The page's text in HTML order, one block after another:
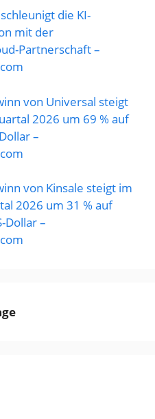
die KI-
mit der
Partnerschaft –
von Universal steigt
2026 um 69 % auf
–
von Kinsale steigt im
2026 um 31 % auf
Dollar –